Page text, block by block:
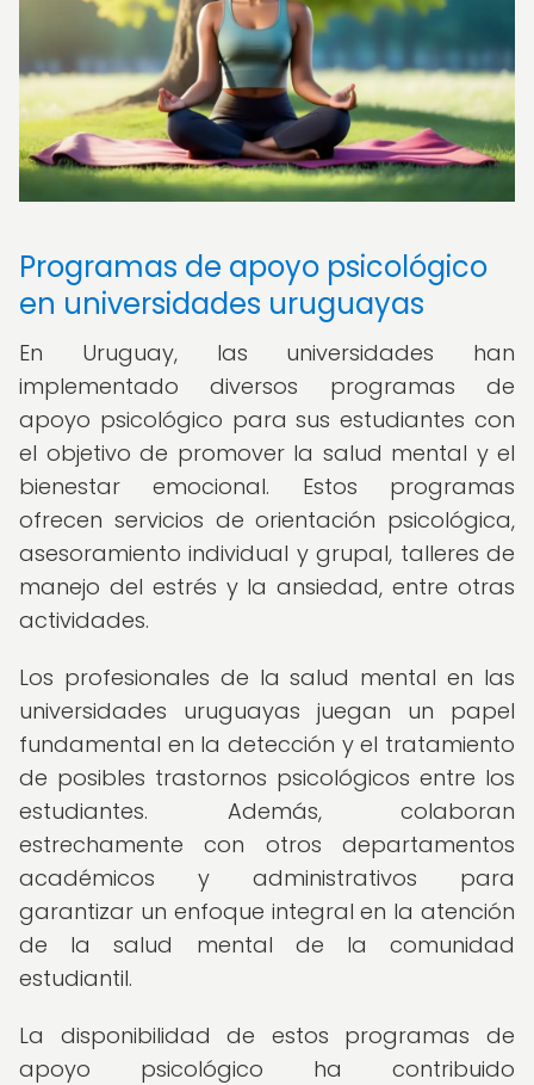
Programas de apoyo psicológico
en universidades uruguayas
En Uruguay, las universidades han
implementado diversos programas de
apoyo psicológico para sus estudiantes con
el objetivo de promover la salud mental y el
bienestar emocional. Estos programas
ofrecen servicios de orientación psicológica,
asesoramiento individual y grupal, talleres de
manejo del estrés y la ansiedad, entre otras
actividades.
Los profesionales de la salud mental en las
universidades uruguayas juegan un papel
fundamental en la detección y el tratamiento
de posibles trastornos psicológicos entre los
estudiantes. Además, colaboran
estrechamente con otros departamentos
académicos y administrativos para
garantizar un enfoque integral en la atención
de la salud mental de la comunidad
estudiantil.
La disponibilidad de estos programas de
apoyo psicológico ha contribuido